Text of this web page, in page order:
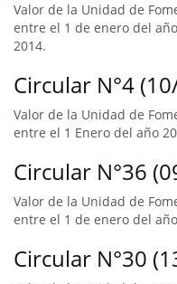
Valor de la Unidad de
entre el 1 de enero del
2014.
Circular N°4
Valor de la Unidad de
entre el 1 Enero del año
Circular N°36
Valor de la Unidad de
entre el 1 de enero del
Circular N°30